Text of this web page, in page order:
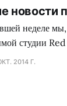
новости
неделе мы,
студии
2014 Г.